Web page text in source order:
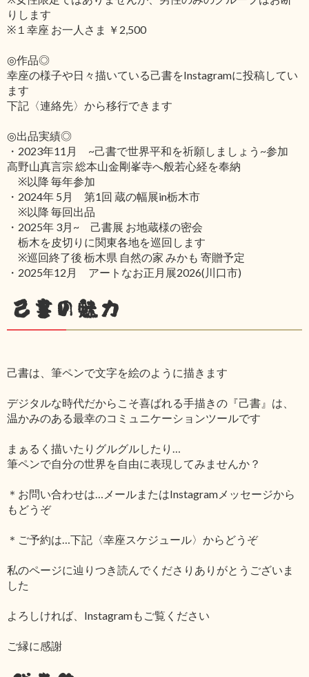
りします
※１幸座 お一人さま ￥2,500
◎作品◎
幸座の様子や日々描いている己書をInstagramに投稿してい
ます
下記〈連絡先〉から移行できます
◎出品実績◎
・2023年11月 ~己書で世界平和を祈願しましょう~参加
高野山真言宗 総本山金剛峯寺へ般若心経を奉納
※以降 毎年参加
・2024年 5月 第1回 蔵の幅展in栃木市
※以降 毎回出品
・2025年 3月~ 己書展 お地蔵様の密会
栃木を皮切りに関東各地を巡回します
※巡回終了後 栃木県 自然の家 みかも 寄贈予定
・2025年12月 アートなお正月展2026(川口市)
己書の魅力
己書は、筆ペンで文字を絵のように描きます
デジタルな時代だからこそ喜ばれる手描きの『己書』は、
温かみのある最幸のコミュニケーションツールです
まぁるく描いたりグルグルしたり…
筆ペンで自分の世界を自由に表現してみませんか？
＊お問い合わせは…メールまたはInstagramメッセージから
もどうぞ
＊ご予約は…下記〈幸座スケジュール〉からどうぞ
私のページに辿りつき読んでくださりありがとうございま
した
よろしければ、Instagramもご覧ください
ご縁に感謝